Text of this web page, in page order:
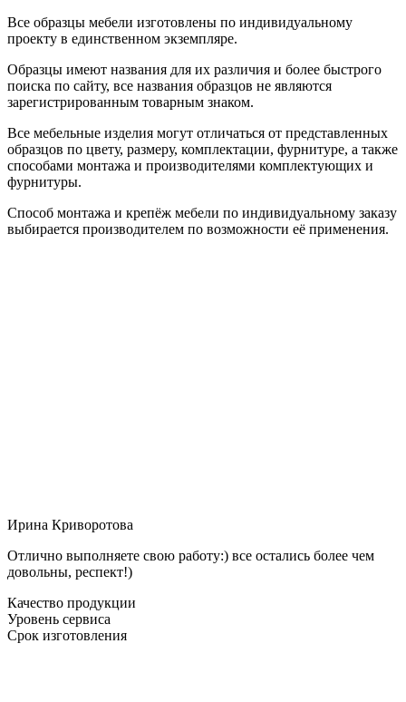
Все образцы мебели изготовлены по индивидуальному
проекту в единственном экземпляре.
Образцы имеют названия для их различия и более быстрого
поиска по сайту, все названия образцов не являются
зарегистрированным товарным знаком.
Все мебельные изделия могут отличаться от представленных
образцов по цвету, размеру, комплектации, фурнитуре, а также
способами монтажа и производителями комплектующих и
фурнитуры.
Способ монтажа и крепёж мебели по индивидуальному заказу
выбирается производителем по возможности её применения.
Ирина Криворотова
Отлично выполняете свою работу:) все остались более чем
довольны, респект!)
Качество продукции
Уровень сервиса
Срок изготовления